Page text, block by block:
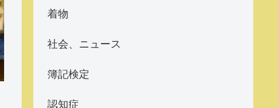
着物
社会、ニュース
簿記検定
認知症